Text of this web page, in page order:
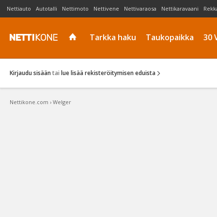
Nettiauto Autotalli Nettimoto Nettivene Nettivaraosa Nettikaravaani
Tarkka haku Taukopaikka 30
Kirjaudu sisään tai lue lisää rekisteröitymisen eduista
Nettikone.com › Welger